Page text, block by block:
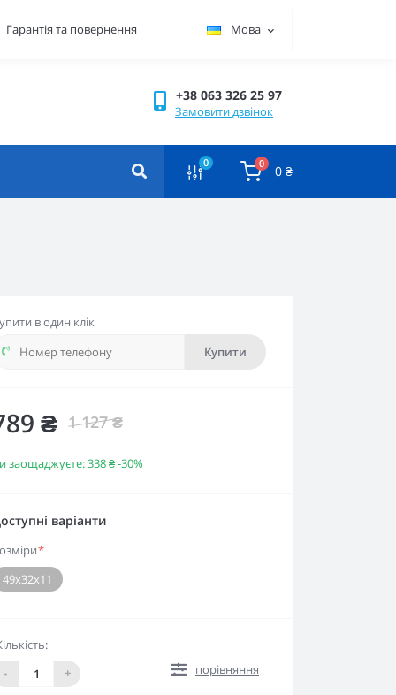
Гарантiя та повернення Мова
+38 063 326 25 97
Замовити дзвінок
0 0 0 ₴
в один клік
Купити
₴ 1 127 ₴
заощаджуєте:338 ₴-30%
варіанти
*
49х32х11
-
+ порівняння